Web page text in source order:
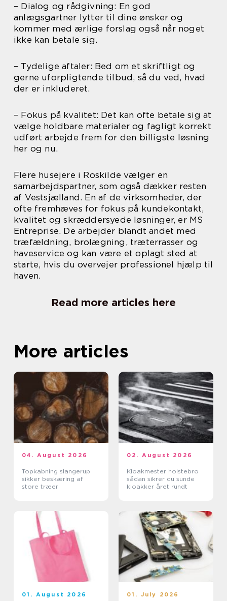
– Dialog og rådgivning: En god
anlægsgartner lytter til dine ønsker og
kommer med ærlige forslag også når noget
ikke kan betale sig.
– Tydelige aftaler: Bed om et skriftligt og
gerne uforpligtende tilbud, så du ved, hvad
der er inkluderet.
– Fokus på kvalitet: Det kan ofte betale sig at
vælge holdbare materialer og fagligt korrekt
udført arbejde frem for den billigste løsning
her og nu.
Flere husejere i Roskilde vælger en
samarbejdspartner, som også dækker resten
af Vestsjælland. En af de virksomheder, der
ofte fremhæves for fokus på kundekontakt,
kvalitet og skræddersyede løsninger, er MS
Entreprise. De arbejder blandt andet med
træfældning, brolægning, træterrasser og
haveservice og kan være et oplagt sted at
starte, hvis du overvejer professionel hjælp til
haven.
Read more articles here
More articles
04. August 2026
Topkabning slangerup
sikker beskæring af
store træer
02. August 2026
Kloakmester holstebro
sådan sikrer du sunde
kloakker året rundt
01. August 2026 01. July 2026